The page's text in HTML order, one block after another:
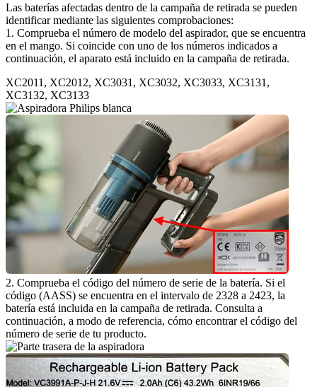
Las baterías afectadas dentro de la campaña de retirada se pueden
identificar mediante las siguientes comprobaciones:
1. Comprueba el número de modelo del aspirador, que se encuentra
en el mango. Si coincide con uno de los números indicados a
continuación, el aparato está incluido en la campaña de retirada.
XC2011, XC2012, XC3031, XC3032, XC3033, XC3131,
XC3132, XC3133
2. Comprueba el código del número de serie de la batería. Si el
código (AASS) se encuentra en el intervalo de 2328 a 2423, la
batería está incluida en la campaña de retirada. Consulta a
continuación, a modo de referencia, cómo encontrar el código del
número de serie de tu producto.